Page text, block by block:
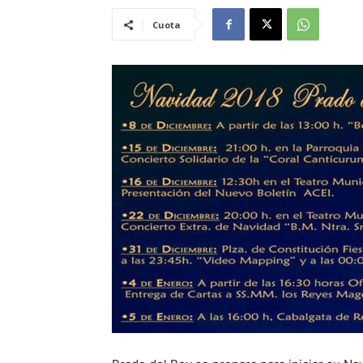
Cuota